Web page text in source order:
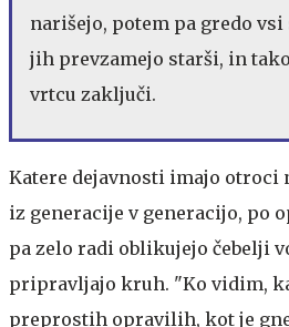
narišejo, potem pa gredo
jih prevzamejo starši, in
vrtcu zaključi.
Katere dejavnosti imajo otroci
iz generacije v generacijo, po
pa zelo radi oblikujejo čebelji
pripravljajo kruh. "Ko vidim,
preprostih opravilih, kot je